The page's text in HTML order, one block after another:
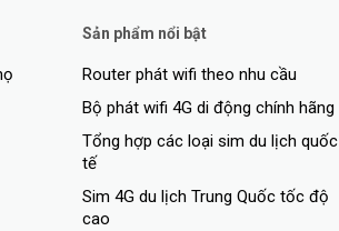
Sản phẩm nổi bật
Router phát wifi theo nhu cầu
Bộ phát wifi 4G di động chính hãng
Tổng hợp các loại sim du lịch quốc
tế
Sim 4G du lịch Trung Quốc tốc độ
cao